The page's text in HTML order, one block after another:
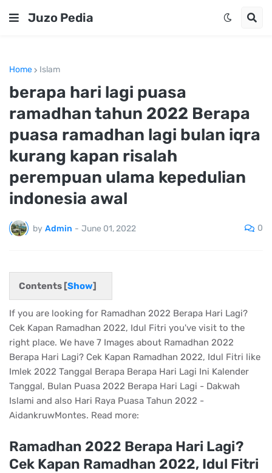
Juzo Pedia
Home Islam
berapa hari lagi puasa
ramadhan tahun 2022 Berapa
puasa ramadhan lagi bulan iqra
kurang kapan risalah
perempuan ulama kepedulian
indonesia awal
by Admin - June 01, 2022 0
Contents [Show]
If you are looking for Ramadhan 2022 Berapa Hari Lagi?
Cek Kapan Ramadhan 2022, Idul Fitri you've visit to the
right place. We have 7 Images about Ramadhan 2022
Berapa Hari Lagi? Cek Kapan Ramadhan 2022, Idul Fitri like
Imlek 2022 Tanggal Berapa Berapa Hari Lagi Ini Kalender
Tanggal, Bulan Puasa 2022 Berapa Hari Lagi - Dakwah
Islami and also Hari Raya Puasa Tahun 2022 -
AidankruwMontes. Read more:
Ramadhan 2022 Berapa Hari Lagi?
Cek Kapan Ramadhan 2022, Idul Fitri